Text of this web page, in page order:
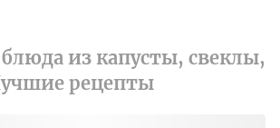
из капусты, свеклы,
рецепты